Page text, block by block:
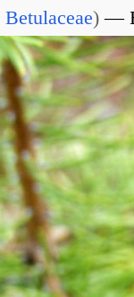
Betulaceae)